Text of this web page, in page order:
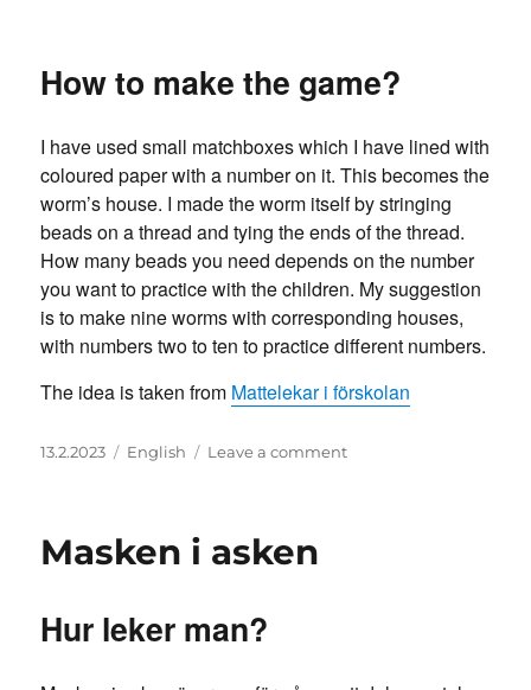
How to make the game?
I have used small matchboxes which I have lined with
coloured paper with a number on it. This becomes the
worm’s house. I made the worm itself by stringing
beads on a thread and tying the ends of the thread.
How many beads you need depends on the number
you want to practice with the children. My suggestion
is to make nine worms with corresponding houses,
with numbers two to ten to practice different numbers.
The idea is taken from Mattelekar i förskolan
Posted
13.2.2023 Categories
English Leave a commenton
Masken i asken
Hur leker man?